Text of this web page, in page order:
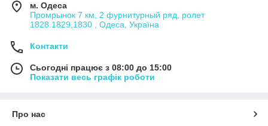
м. Одеса
Промрынок 7 км, 2 фурнитурный ряд, ролет
1828.1829,1830 , Одеса, Україна
Контакти
Сьогодні працює з 08:00 до 15:00
Показати весь графік роботи
Про нас